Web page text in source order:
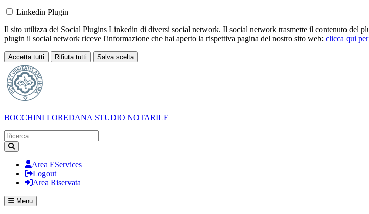
Linkedin Plugin
Il sito utilizza dei Social Plugins Linkedin di diversi social network. Il social network trasmette il contenuto del
plugin il social network riceve l'informazione che hai aperto la rispettiva pagina del nostro sito web: clicca qui
Accetta tutti Rifiuta tutti Salva scelta
Loading...
BOCCHINI LOREDANA STUDIO NOTARILE
Area EServices
Logout
Area Riservata
Menu